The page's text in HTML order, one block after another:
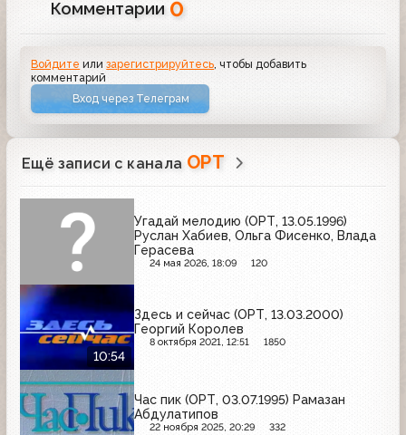
Комментарии 0
Войдите илизарегистрируйтесь , чтобы добавить
комментарий
Вход через Телеграм
Ещё записи с канала ОРТ
Угадай мелодию (ОРТ, 13.05.1996)
Руслан Хабиев, Ольга Фисенко, Влада
Герасева
24 мая 2026, 18:09 120
10:54
Здесь и сейчас (ОРТ, 13.03.2000)
Георгий Королев
8 октября 2021, 12:51 1850
Час пик (ОРТ, 03.07.1995) Рамазан
Абдулатипов
22 ноября 2025, 20:29 332